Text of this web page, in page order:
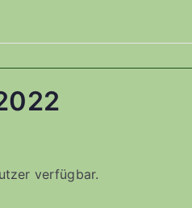
verfügbar.